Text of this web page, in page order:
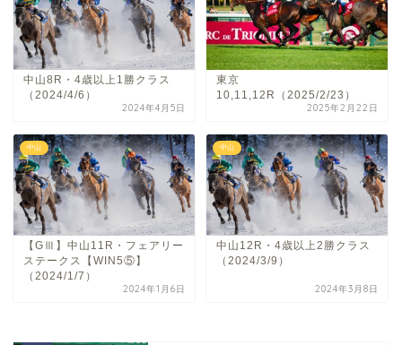
中山8R・4歳以上1勝クラス
（2024/4/6）
2024年4月5日
東京
10,11,12R（2025/2/23）
2025年2月22日
中山
【GⅢ】中山11R・フェアリー
ステークス【WIN5⑤】
（2024/1/7）
2024年1月6日
中山
中山12R・4歳以上2勝クラス
（2024/3/9）
2024年3月8日